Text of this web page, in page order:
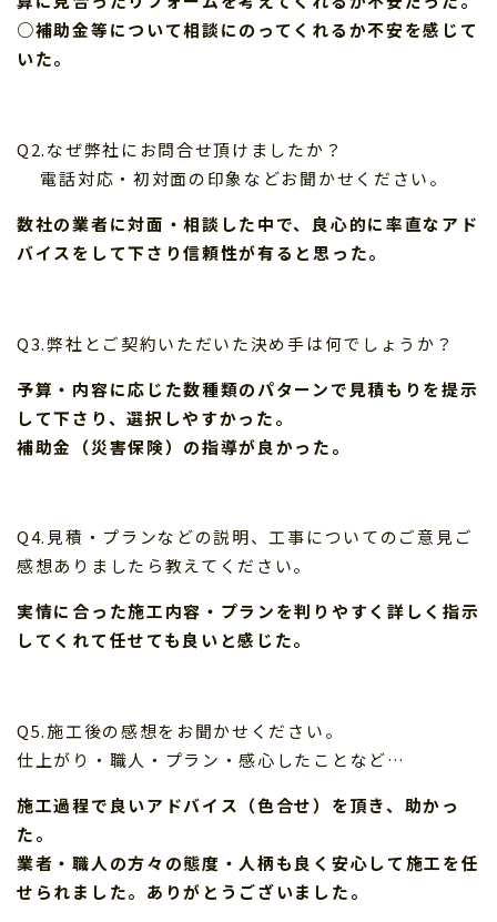
○補助金等について相談にのってくれるか不安を感じて
いた。
Q2.なぜ弊社にお問合せ頂けましたか？
電話対応・初対面の印象などお聞かせください。
数社の業者に対面・相談した中で、良心的に率直なアド
バイスをして下さり信頼性が有ると思った。
Q3.弊社とご契約いただいた決め手は何でしょうか？
予算・内容に応じた数種類のパターンで見積もりを提示
して下さり、選択しやすかった。
補助金（災害保険）の指導が良かった。
Q4.見積・プランなどの説明、工事についてのご意見ご
感想ありましたら教えてください。
実情に合った施工内容・プランを判りやすく詳しく指示
してくれて任せても良いと感じた。
Q5.施工後の感想をお聞かせください。
仕上がり・職人・プラン・感心したことなど…
施工過程で良いアドバイス（色合せ）を頂き、助かっ
た。
業者・職人の方々の態度・人柄も良く安心して施工を任
せられました。ありがとうございました。